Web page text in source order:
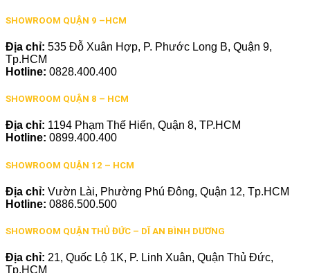
SHOWROOM QUẬN 9 –HCM
Địa chỉ: 535 Đỗ Xuân Hợp, P. Phước Long B, Quận 9,
Tp.HCM
Hotline: 0828.400.400
SHOWROOM QUẬN 8 – HCM
Địa chỉ: 1194 Phạm Thế Hiển, Quận 8, TP.HCM
Hotline: 0899.400.400
SHOWROOM QUẬN 12 – HCM
Địa chỉ: Vườn Lài, Phường Phú Đông, Quận 12, Tp.HCM
Hotline: 0886.500.500
SHOWROOM QUẬN THỦ ĐỨC – DĨ AN BÌNH DƯƠNG
Địa chỉ: 21, Quốc Lộ 1K, P. Linh Xuân, Quận Thủ Đức,
Tp.HCM